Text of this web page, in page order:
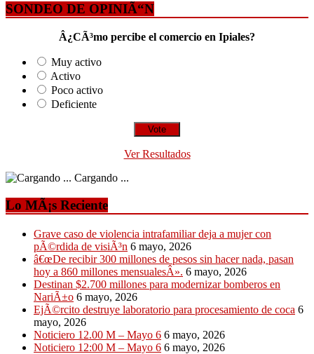
SONDEO DE OPINIÃ“N
Â¿CÃ³mo percibe el comercio en Ipiales?
Muy activo
Activo
Poco activo
Deficiente
Ver Resultados
Cargando ...
Lo MÃ¡s Reciente
Grave caso de violencia intrafamiliar deja a mujer con
pÃ©rdida de visiÃ³n 6 mayo, 2026
â€œDe recibir 300 millones de pesos sin hacer nada, pasan
hoy a 860 millones mensualesÂ». 6 mayo, 2026
Destinan $2.700 millones para modernizar bomberos en
NariÃ±o 6 mayo, 2026
EjÃ©rcito destruye laboratorio para procesamiento de coca 6
mayo, 2026
Noticiero 12.00 M – Mayo 6 6 mayo, 2026
Noticiero 12:00 M – Mayo 6 6 mayo, 2026